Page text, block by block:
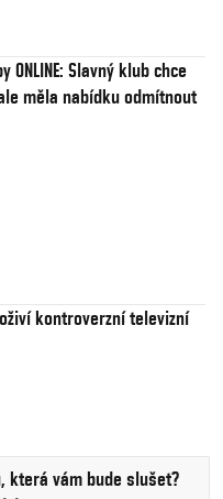
ONLINE: Slavný klub chce
měla nabídku odmítnout
kontroverzní televizní
která vám bude slušet?